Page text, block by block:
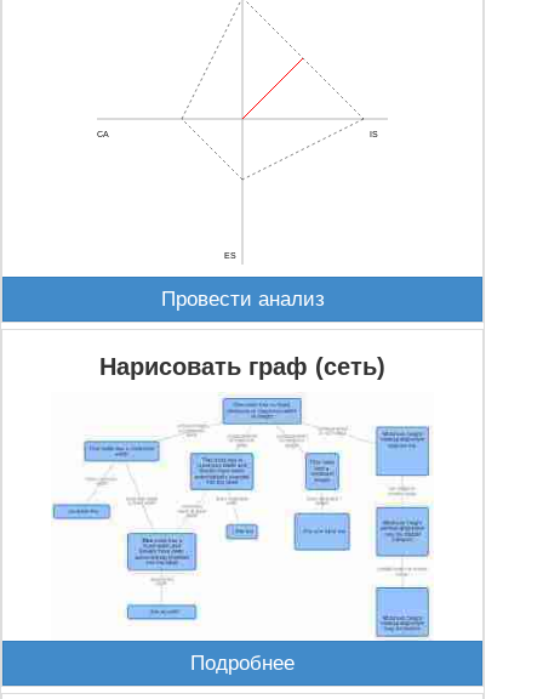
CA
ES
IS
Провести анализ
Нарисовать граф (сеть)
Подробнее